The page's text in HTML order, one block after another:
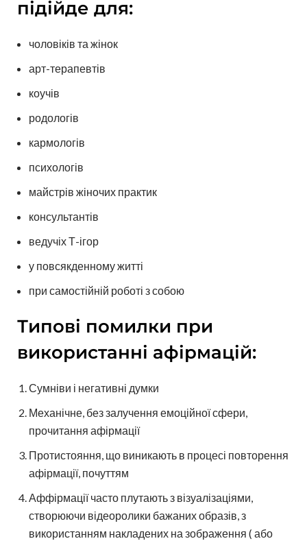
підійде для:
чоловіків та жінок
арт-терапевтів
коучів
родологів
кармологів
психологів
майстрів жіночих практик
консультантів
ведучіх Т-ігор
у повсякденному житті
при самостійній роботі з собою
Типові помилки при
використанні афірмацій:
Сумніви і негативні думки
Механічне, без залучення емоційної сфери,
прочитання афірмації
Протистояння, що виникають в процесі повторення
афірмації, почуттям
Аффірмації часто плутають з візуалізаціями,
створюючи відеоролики бажаних образів, з
використанням накладених на зображення ( або